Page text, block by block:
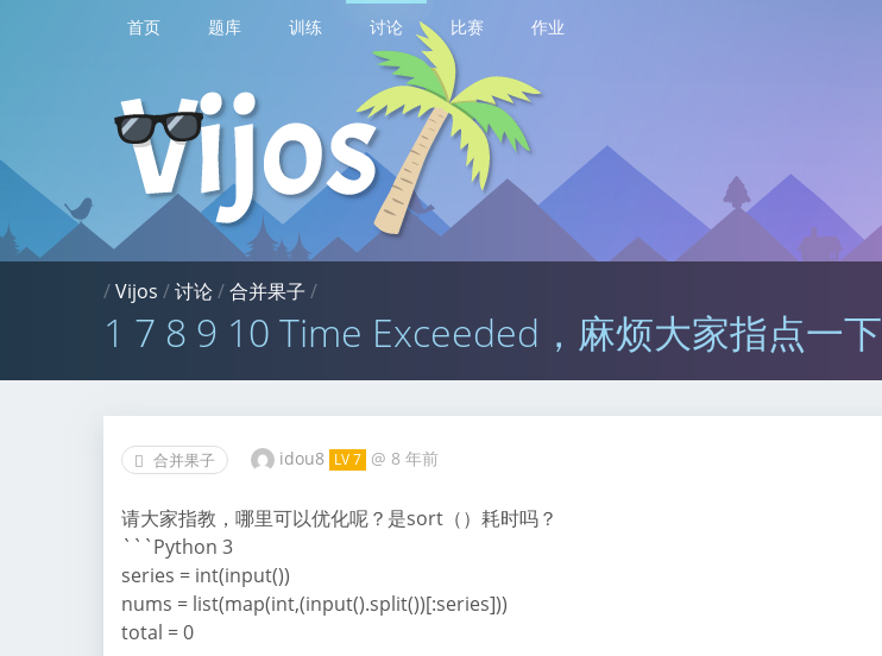
首页 题库 训练 讨论 比赛 作业
/Vijos /讨论/合并果子 /
1 7 8 9 10 Time Exceeded，麻烦大家指点一下
合并果子 idou8 LV 7 @ 8 年前
请大家指教，哪里可以优化呢？是sort（）耗时吗？
```Python 3
series = int(input())
nums = list(map(int,(input().split())[:series]))
total = 0